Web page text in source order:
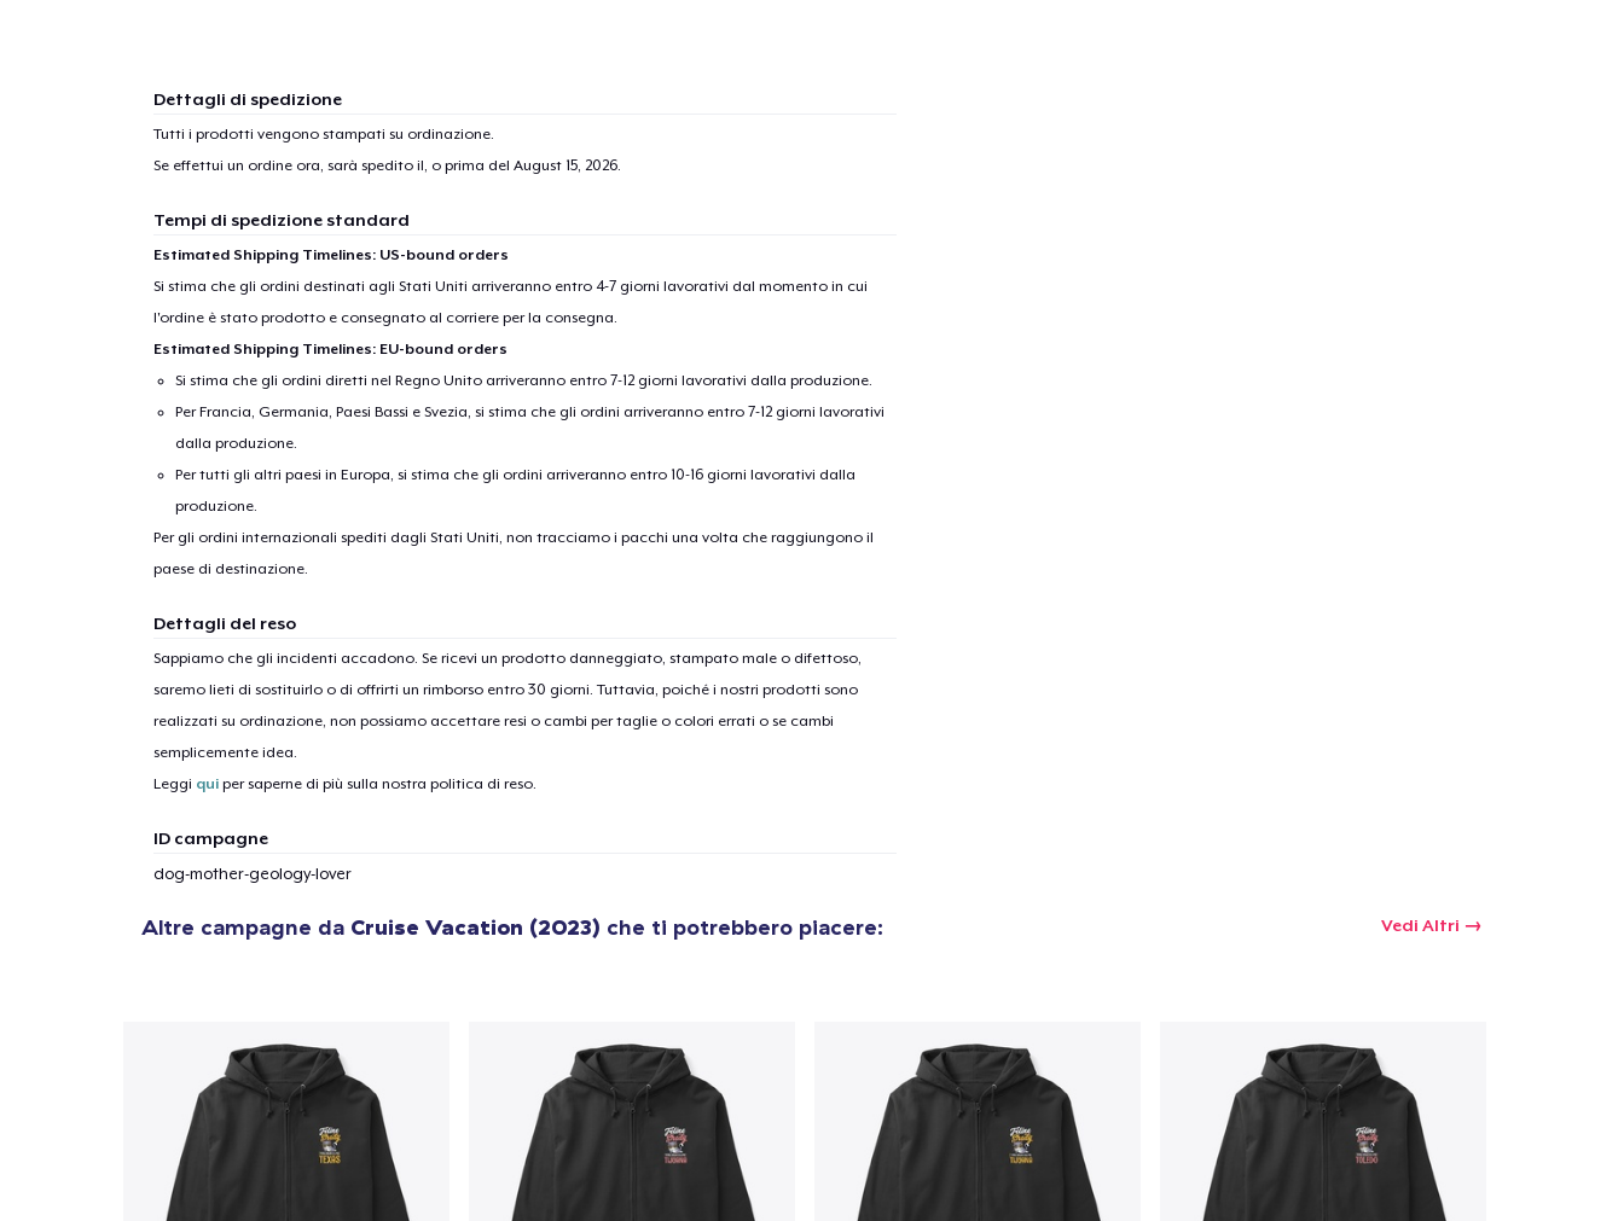
Dettagli di spedizione
Tutti i prodotti vengono stampati su ordinazione.
Se effettui un ordine ora, sarà spedito il, o prima del August 15, 2026.
Tempi di spedizione standard
Estimated Shipping Timelines: US-bound orders
Si stima che gli ordini destinati agli Stati Uniti arriveranno entro 4-7 giorni lavorativi dal momento in cui
l'ordine è stato prodotto e consegnato al corriere per la consegna.
Estimated Shipping Timelines: EU-bound orders
Si stima che gli ordini diretti nel Regno Unito arriveranno entro 7-12 giorni lavorativi dalla produzione.
Per Francia, Germania, Paesi Bassi e Svezia, si stima che gli ordini arriveranno entro 7-12 giorni lavorativi
dalla produzione.
Per tutti gli altri paesi in Europa, si stima che gli ordini arriveranno entro 10-16 giorni lavorativi dalla
produzione.
Per gli ordini internazionali spediti dagli Stati Uniti, non tracciamo i pacchi una volta che raggiungono il
paese di destinazione.
Dettagli del reso
Sappiamo che gli incidenti accadono. Se ricevi un prodotto danneggiato, stampato male o difettoso,
saremo lieti di sostituirlo o di offrirti un rimborso entro 30 giorni. Tuttavia, poiché i nostri prodotti sono
realizzati su ordinazione, non possiamo accettare resi o cambi per taglie o colori errati o se cambi
semplicemente idea.
Leggi quiper saperne di più sulla nostra politica di reso.
ID campagne
dog-mother-geology-lover
Altre campagne da Cruise Vacation (2023) che ti potrebbero piacere: Vedi Altri
Classic Crew Neck T-Shirt
40,99 USD
Comfort Tee
23,99 USD
Unisex Classic Crewneck Sweatshirt